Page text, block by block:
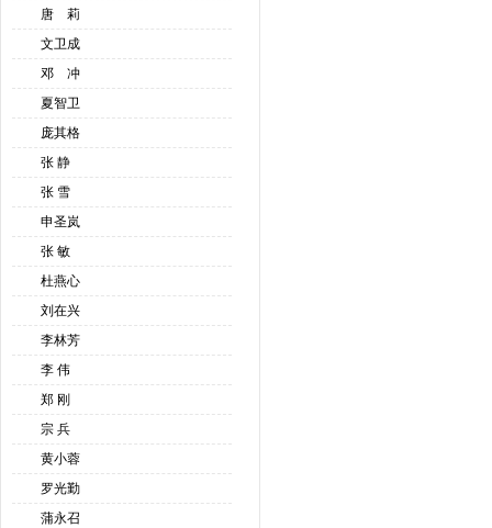
唐 莉
文卫成
邓 冲
夏智卫
庞其格
张 静
张 雪
申圣岚
张 敏
杜燕心
刘在兴
李林芳
李 伟
郑 刚
宗 兵
黄小蓉
罗光勤
蒲永召